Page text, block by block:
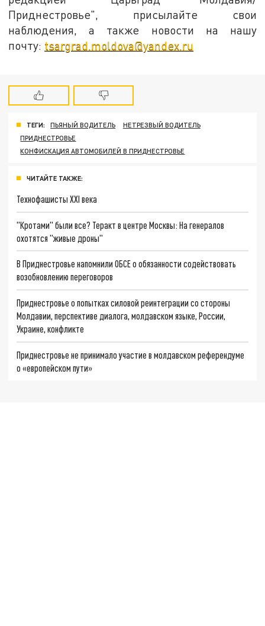
Приднестровье", присылайте свои
наблюдения, а также новости на нашу
почту: tsargrad.moldova@yandex.ru
ТЕГИ: ПЬЯНЫЙ ВОДИТЕЛЬ
НЕТРЕЗВЫЙ ВОДИТЕЛЬ
ПРИДНЕСТРОВЬЕ
КОНФИСКАЦИЯ АВТОМОБИЛЕЙ В ПРИДНЕСТРОВЬЕ
ЧИТАЙТЕ ТАКЖЕ:
Технофашисты XXI века
"Кротами" были все? Теракт в центре Москвы: На генералов
охотятся "живые дроны"
В Приднестровье напомнили ОБСЕ о обязанности содействовать
возобновлению переговоров
Приднестровье о попытках силовой реинтеграции со стороны
Молдавии, перспективе диалога, молдавском языке, России,
Украине, конфликте
Приднестровье не принимало участие в молдавском референдуме
о «европейском пути»